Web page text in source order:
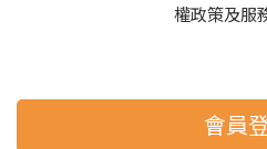
權政策及服
會員